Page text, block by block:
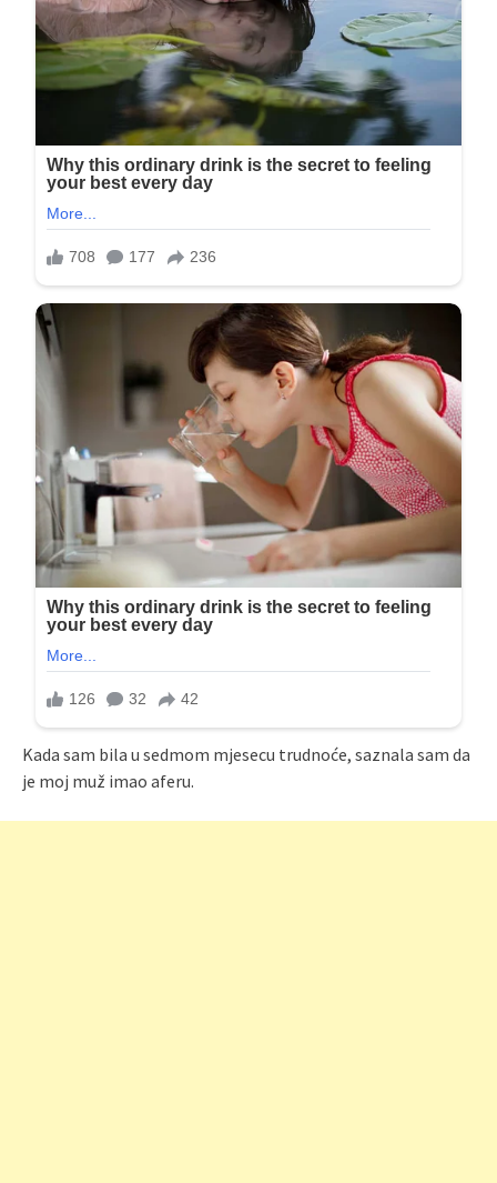
Kada sam bila u sedmom mjesecu trudnoće, saznala sam da
je moj muž imao aferu.